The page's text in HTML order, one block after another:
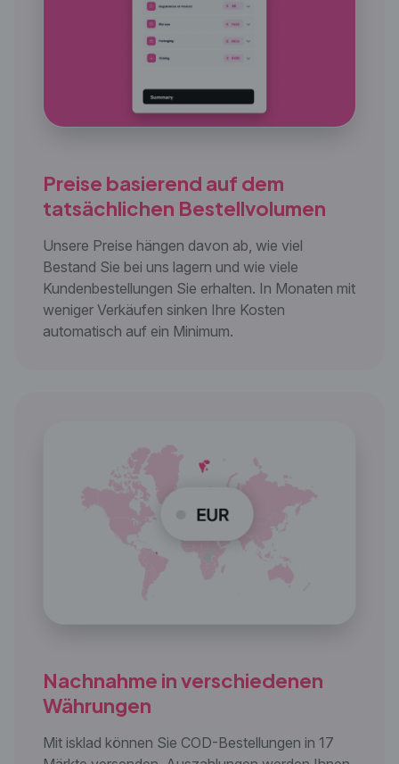
Preise basierend auf dem
tatsächlichen Bestellvolumen
Unsere Preise hängen davon ab, wie viel
Bestand Sie bei uns lagern und wie viele
Kundenbestellungen Sie erhalten. In Monaten mit
weniger Verkäufen sinken Ihre Kosten
automatisch auf ein Minimum.
Nachnahme inverschiedenen
Währungen
Mit isklad können Sie COD-Bestellungen in 17